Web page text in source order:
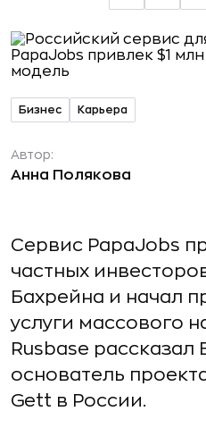
Бизнес Карьера
Автор:
Анна Полякова
Сервис PapaJobs
частных
Бахрейна и начал
услуги массового
Rusbase
основатель
Gett в России.